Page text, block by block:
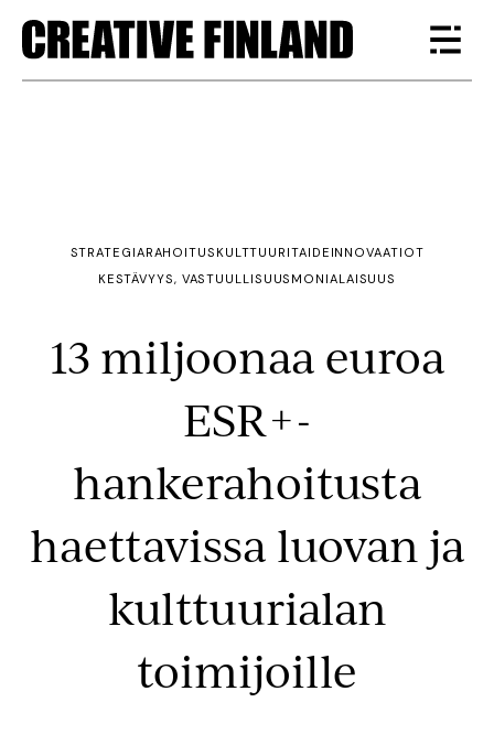
STRATEGIARAHOITUS KULTTUURITAIDE INNOVAATIOT
KESTÄVYYS, VASTUULLISUUS MONIALAISUUS
13 miljoonaa euroa
ESR+-
hankerahoitusta
haettavissa luovan ja
kulttuurialan
toimijoille